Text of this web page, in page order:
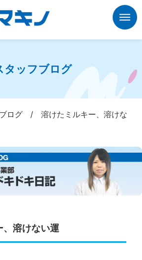
タッフブログ
ログ /溶けたミルキー、溶けな
、溶けない運